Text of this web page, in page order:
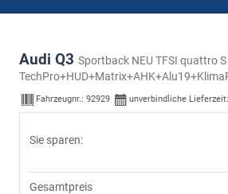
Audi Q3 Sportback NEU TFSI quattro S
Fahrzeugnr.: 92929 unverbindliche Lieferzeit:
Sie sparen:
Gesamtpreis